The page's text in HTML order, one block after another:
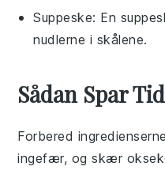
Suppeske: En
nudlerne i skålene.
Sådan Spar
Forbered
ingefær, og skær